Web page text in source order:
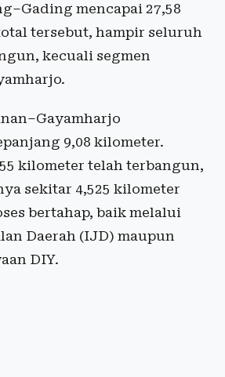
mencapai 27,58
tersebut, hampir seluruh
kecuali segmen
9,08 kilometer.
kilometer telah terbangun,
sekitar 4,525 kilometer
bertahap, baik melalui
Daerah (IJD) maupun
DIY.